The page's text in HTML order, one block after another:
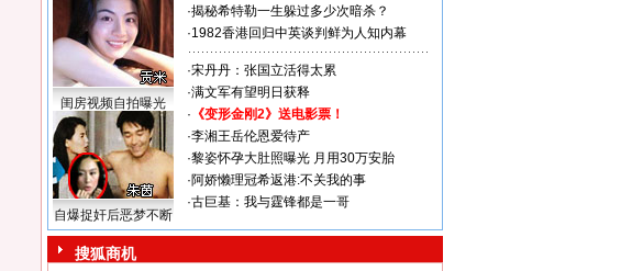
闺房视频自拍曝光
自爆捉奸后恶梦不断
·揭秘希特勒一生躲过多少次暗杀？
·1982香港回归中英谈判鲜为人知内幕
·宋丹丹：张国立活得太累
·满文军有望明日获释
· 《变形金刚2》送电影票！
·李湘王岳伦恩爱待产
·黎姿怀孕大肚照曝光 月用30万安胎
·阿娇懒理冠希返港:不关我的事
·古巨基：我与霆锋都是一哥
搜狐商机